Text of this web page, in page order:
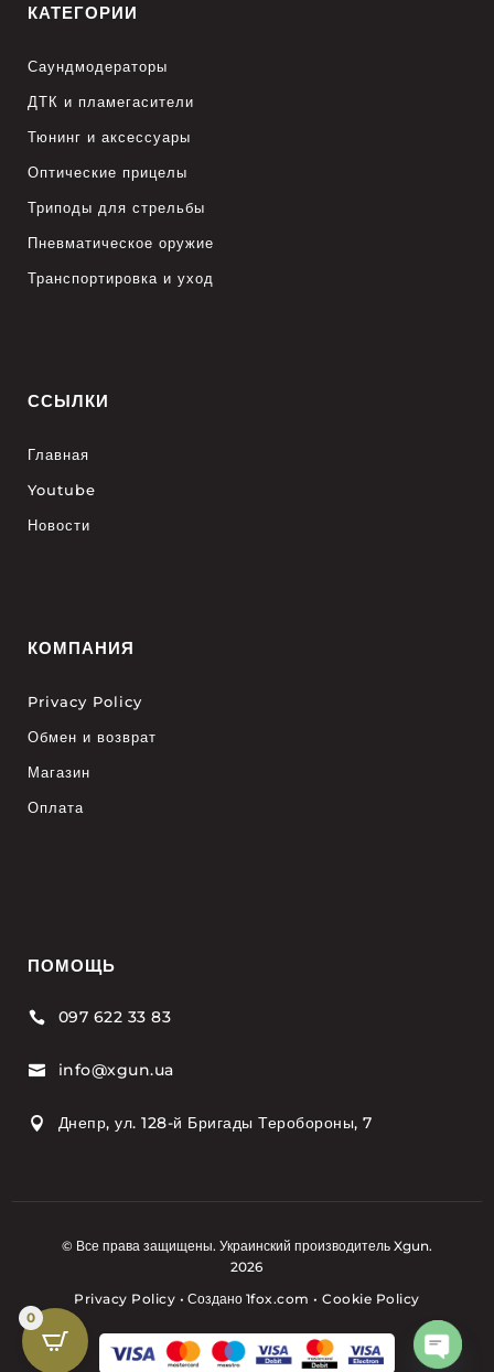
КАТЕГОРИИ
Саундмодераторы
ДТК и пламегасители
Тюнинг и аксессуары
Оптические прицелы
Триподы для стрельбы
Пневматическое оружие
Транспортировка и уход
ССЫЛКИ
Главная
Youtube
Новости
КОМПАНИЯ
Privacy Policy
Обмен и возврат
Магазин
Оплата
ПОМОЩЬ
 097 622 33 83
 info@xgun.ua
 Днепр, ул. 128-й Бригады Теробороны, 7
© Все права защищены. Украинский производитель Xgun.
2026
Privacy Policy • Создано 1fox.com•Cookie Policy
0